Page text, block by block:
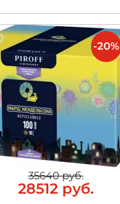
35640 руб.
28512 руб.
-20%